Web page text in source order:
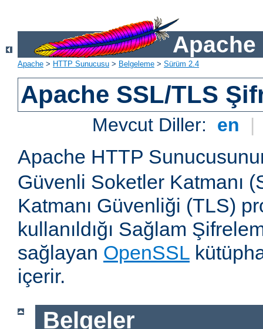
Apache
Apache > HTTP Sunucusu > Belgeleme > Sürüm 2.4
Apache SSL/TLS
Mevcut Diller: en |
Apache HTTP
Güvenli Soketler Katmanı
Katmanı Güvenliği (TLS)
kullanıldığı Sağlam
sağlayan OpenSSL
içerir.
Belgeler